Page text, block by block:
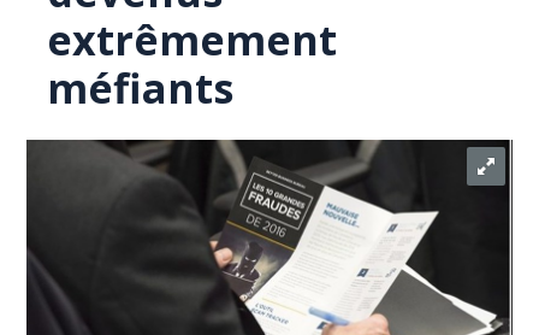
extrêmement
méfiants